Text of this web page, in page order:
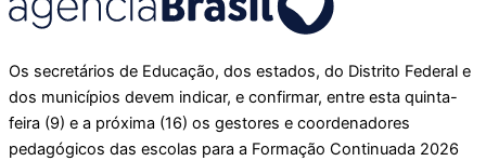
Os secretários de Educação, dos estados, do Distrito Federal e
dos municípios devem indicar, e confirmar, entre esta quinta-
feira (9) e a próxima (16) os gestores e coordenadores
pedagógicos das escolas para a Formação Continuada 2026